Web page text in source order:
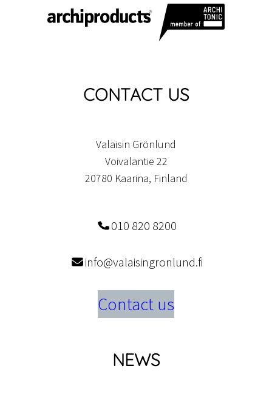
CONTACT US
Valaisin Grönlund
Voivalantie 22
20780 Kaarina, Finland
010 820 8200
info@valaisingronlund.fi
Contact us
NEWS